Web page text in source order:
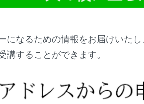
になるための情報をお届けいた
講することができます。